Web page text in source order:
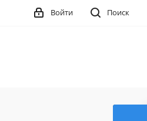
Поиск
Войти